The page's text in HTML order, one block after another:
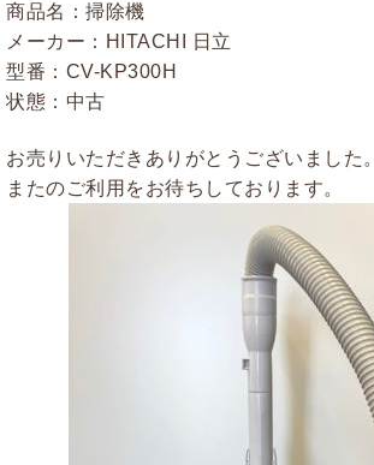
商品名：掃除機
メーカー：HITACHI 日立
型番：CV-KP300H
状態：中古
お売りいただきありがとうございました。
またのご利用をお待ちしております。